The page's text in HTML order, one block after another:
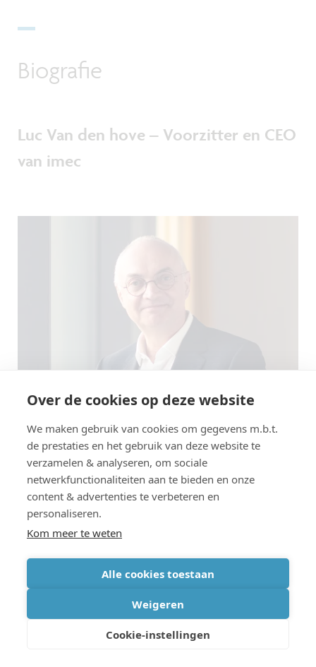
Over de cookies op deze website
We maken gebruik van cookies om gegevens m.b.t.
de prestaties en het gebruik van deze website te
verzamelen & analyseren, om sociale
netwerkfunctionaliteiten aan te bieden en onze
content & advertenties te verbeteren en
personaliseren.
Kom meer te weten
Alle cookies toestaan
Weigeren
Cookie-instellingen
Biografie
Luc Van den hove – Voorzitter en CEO
van imec
Luc Van den hoveis sinds 1 juli 2009 voorzitter en
CEO van imec. Daarvoor was hij executive vice
president en chief operating officer. Hij trad in
1984 in dienst bij imec en begon zijn
en interconnecttechnologieën. In 1988 werd hij
manager van de micro-patterninggroep van imec
(lithografie, droog etsen); in 1996 werd hij
afdelingsdirecteur van unit process step R&D; en